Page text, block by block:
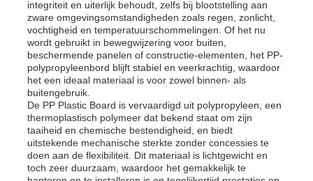
integriteit en uiterlijk behoudt, zelfs bij blootstelling aan
zware omgevingsomstandigheden zoals regen, zonlicht,
vochtigheid en temperatuurschommelingen. Of het nu
wordt gebruikt in bewegwijzering voor buiten,
beschermende panelen of constructie-elementen, het PP-
polypropyleenbord blijft stabiel en veerkrachtig, waardoor
het een ideaal materiaal is voor zowel binnen- als
buitengebruik.
De PP Plastic Board is vervaardigd uit polypropyleen, een
thermoplastisch polymeer dat bekend staat om zijn
taaiheid en chemische bestendigheid, en biedt
uitstekende mechanische sterkte zonder concessies te
doen aan de flexibiliteit. Dit materiaal is lichtgewicht en
toch zeer duurzaam, waardoor het gemakkelijk te